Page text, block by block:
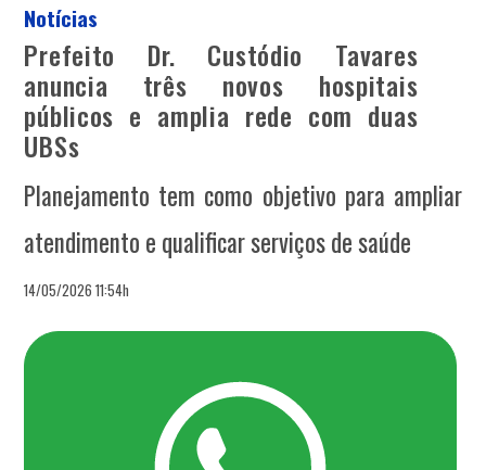
Notícias
Prefeito Dr. Custódio Tavares
anuncia três novos hospitais
públicos e amplia rede com duas
UBSs
Planejamento tem como objetivo para ampliar
atendimento e qualificar serviços de saúde
14/05/2026 11:54h